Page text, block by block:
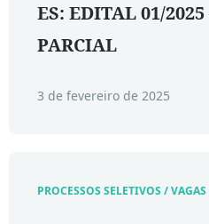
ES: EDITAL 01/
PARCIAL
3 de fevereiro de 2025
PROCESSOS SELETIVOS /